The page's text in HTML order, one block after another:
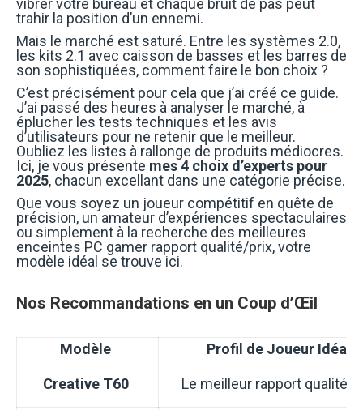
vibrer votre bureau et chaque bruit de pas peut
trahir la position d’un ennemi.
Mais le marché est saturé. Entre les systèmes 2.0,
les kits 2.1 avec caisson de basses et les barres de
son sophistiquées, comment faire le bon choix ?
C’est précisément pour cela que j’ai créé ce guide.
J’ai passé des heures à analyser le marché, à
éplucher les tests techniques et les avis
d’utilisateurs pour ne retenir que le meilleur.
Oubliez les listes à rallonge de produits médiocres.
Ici, je vous présente mes 4 choix d’experts pour
2025, chacun excellant dans une catégorie précise.
Que vous soyez un joueur compétitif en quête de
précision, un amateur d’expériences spectaculaires
ou simplement à la recherche des meilleures
enceintes PC gamer rapport qualité/prix, votre
modèle idéal se trouve ici.
Nos Recommandations en un Coup d’Œil
Modèle Profil de Joueur Idéal
Creative T60 Le meilleur rapport qualité/